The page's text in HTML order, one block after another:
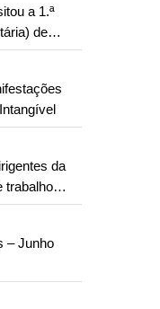
sendo uma
a 1.ª
de
da
trabalho
– Junho